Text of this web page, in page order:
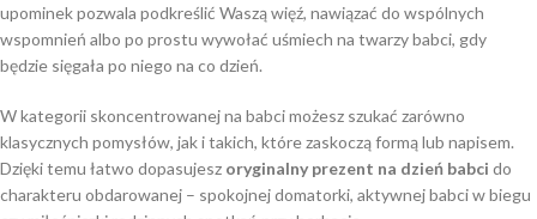
upominek pozwala podkreślić Waszą więź, nawiązać do wspólnych
wspomnień albo po prostu wywołać uśmiech na twarzy babci, gdy
będzie sięgała po niego na co dzień.
W kategorii skoncentrowanej na babci możesz szukać zarówno
klasycznych pomysłów, jak i takich, które zaskoczą formą lub napisem.
Dzięki temu łatwo dopasujesz oryginalny prezent na dzień babci do
charakteru obdarowanej – spokojnej domatorki, aktywnej babci w biegu